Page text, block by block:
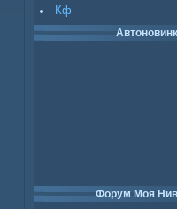
Кф
Форум Моя